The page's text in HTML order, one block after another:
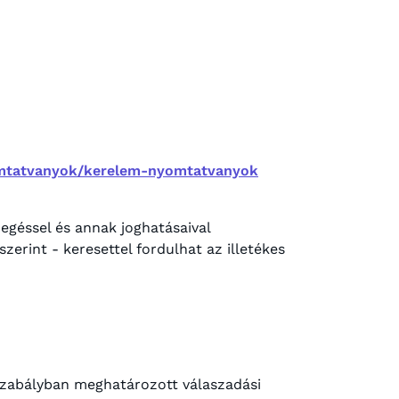
kerelem-nyomtatvanyok
és annak joghatásaival
- keresettel fordulhat az illetékes
meghatározott válaszadási